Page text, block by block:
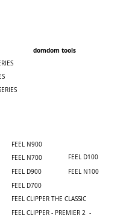
domdom tools
​FEEL N900
​FEEL N700
FEEL D900
FEEL D100
FEEL N100
FEEL D700
FEEL CLIPPER THE CLASSIC
FEEL CLIPPER - PREMIER 2 -